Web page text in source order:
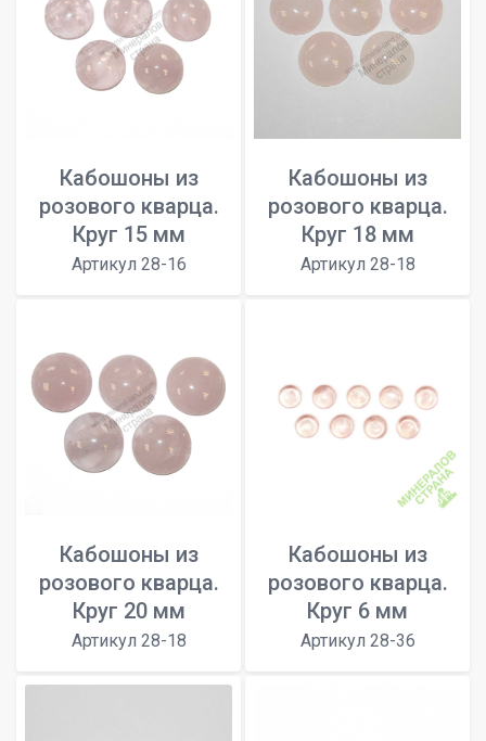
Кабошоны из
розового кварца.
Круг 15 мм
Артикул 28-16
Кабошоны из
розового кварца.
Круг 18 мм
Артикул 28-18
Кабошоны из
розового кварца.
Круг 20 мм
Артикул 28-18
Кабошоны из
розового кварца.
Круг 6 мм
Артикул 28-36